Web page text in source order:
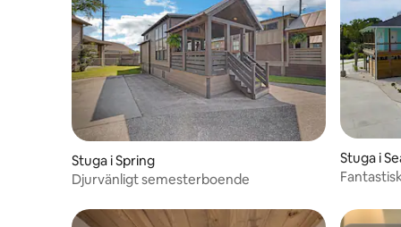
Stuga i Spring
Djurvänligt semesterboende
Stuga i